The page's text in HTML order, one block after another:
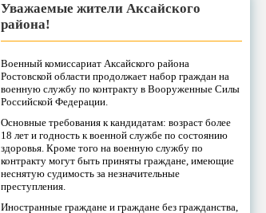
Уважаемые жители Аксайского
района!
Военный комиссариат Аксайского района
Ростовской области продолжает набор граждан на
военную службу по контракту в Вооруженные Силы
Российской Федерации.
Основные требования к кандидатам: возраст более
18 лет и годность к военной службе по состоянию
здоровья. Кроме того на военную службу по
контракту могут быть приняты граждане, имеющие
неснятую судимость за незначительные
преступления.
Иностранные граждане и граждане без гражданства,